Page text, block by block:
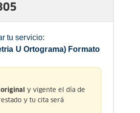
tu servicio:
U Ortograma) Formato
y vigente el día de
y tu cita será